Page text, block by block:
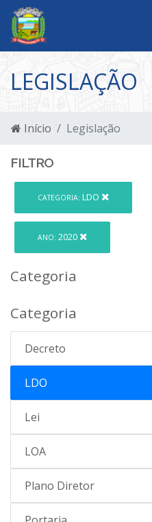
LEGISLAÇÃO
Início Legislação
FILTRO
CATEGORIA: LDO
ANO: 2020
Categoria
Categoria
Decreto
LDO
Lei
LOA
Plano Diretor